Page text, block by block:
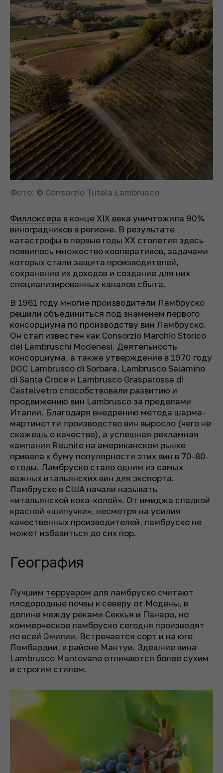
Фото: © Consorzio Tutela Lambrusco
Филлоксера в конце XIX века уничтожила 90%
виноградников в регионе. В результате
катастрофы в первые годы XX столетия здесь
появилось множество кооперативов, задачами
которых стали защита производителей,
сохранение их доходов и создание для них
специализированных каналов сбыта.
В 1961 году многие производители Ламбруско
решили объединиться под знаменем первого
консорциума по производству вин Ламбруско.
Он стал известен как Consorzio Marchio Storico
dei Lambruschi Modenesi. Деятельность
консорциума, а также утверждение в 1970 году
DOC Lambrusco di Sorbara, Lambrusco Salamino
di Santa Croce и Lambrusco Grasparossa di
Castelvetro способствовали развитию и
продвижению вин Lambrusco за пределами
Италии. Благодаря внедрению метода шарма-
мартинотти производство вин выросло (чего не
скажешь о качестве), а успешная рекламная
кампания Reunite на американском рынке
привела к буму популярности этих вин в 70-80-
е годы. Ламбруско стало одним из самых
важных итальянских вин для экспорта.
Ламбруско в США начали называть
«итальянской кока-колой». От имиджа сладкой
красной «шипучки», несмотря на усилия
качественных производителей, ламбруско не
может избавиться до сих пор.
География
Лучшим терруаром для ламбруско считают
плодородные почвы к северу от Модены, в
долине между реками Секкья и Панаро, но
коммерческое ламбруско сегодня производят
по всей Эмилии. Встречается сорт и на юге
Ломбардии, в районе Мантуи. Здешние вина
Lambrusco Mantovano отличаются более сухим
и строгим стилем.